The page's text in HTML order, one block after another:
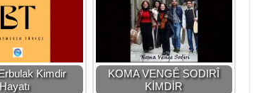
Kimdir
Hayatı
KOMA VENGÊ SODIRÎ
KİMDİR